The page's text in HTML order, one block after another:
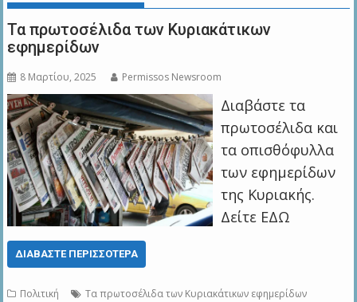
Τα πρωτοσέλιδα των Κυριακάτικων
εφημερίδων
8 Μαρτίου, 2025 Permissos Newsroom
Διαβάστε τα
πρωτοσέλιδα και
τα οπισθόφυλλα
των εφημερίδων
της Κυριακής.
Δείτε ΕΔΩ
ΔΙΑΒΆΣΤΕ ΠΕΡΙΣΣΌΤΕΡΑ
Πολιτική Τα πρωτοσέλιδα των Κυριακάτικων εφημερίδων